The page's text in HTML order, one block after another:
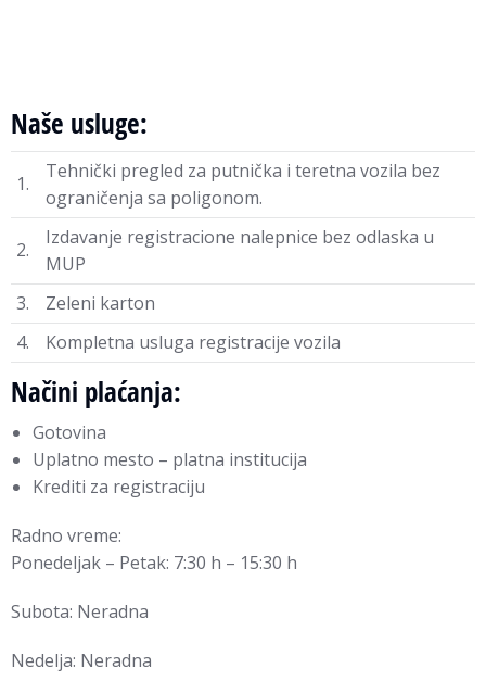
Naše usluge:
1.
Tehnički pregled za putnička i teretna vozila bez
ograničenja sa poligonom.
2.
Izdavanje registracione nalepnice bez odlaska u
MUP
3.
Zeleni karton
4.
Kompletna usluga registracije vozila
Načini plaćanja:
Gotovina
Uplatno mesto – platna institucija
Krediti za registraciju
Radno vreme:
Ponedeljak – Petak: 7:30 h – 15:30 h
Subota: Neradna
Nedelja: Neradna